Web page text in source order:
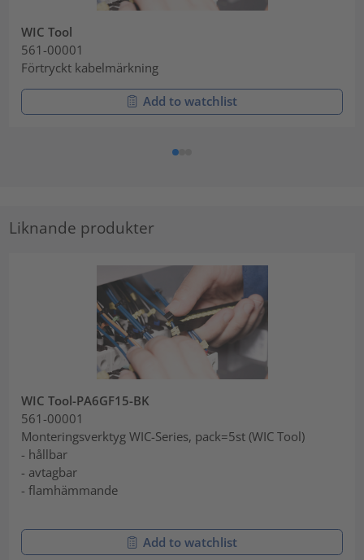
WIC Tool
561-00001
Förtryckt kabelmärkning
Add to watchlist
Liknande produkter
WIC Tool-PA6GF15-BK
561-00001
Monteringsverktyg WIC-Series, pack=5st (WIC Tool)
- hållbar
- avtagbar
- flamhämmande
Add to watchlist